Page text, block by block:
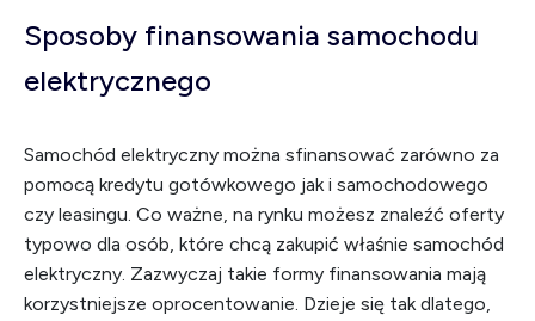
Sposoby finansowania samochodu
elektrycznego
Samochód elektryczny można sfinansować zarówno za
pomocą kredytu gotówkowego jak i samochodowego
czy leasingu. Co ważne, na rynku możesz znaleźć oferty
typowo dla osób, które chcą zakupić właśnie samochód
elektryczny. Zazwyczaj takie formy finansowania mają
korzystniejsze oprocentowanie. Dzieje się tak dlatego,